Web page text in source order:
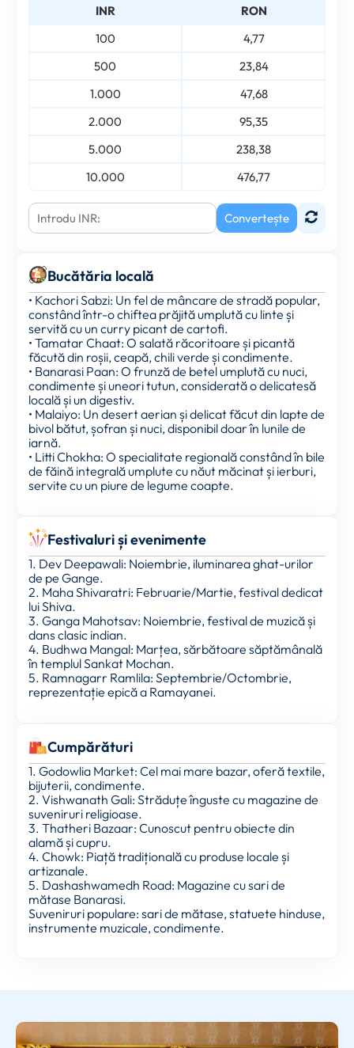
INR
RON
100
4,77
500
23,84
1.000
47,68
2.000
95,35
5.000
238,38
10.000
476,77
Convertește
Bucătăria locală
• Kachori Sabzi: Un fel de mâncare de stradă popular,
constând într-o chiftea prăjită umplută cu linte și
servită cu un curry picant de cartofi.
• Tamatar Chaat: O salată răcoritoare și picantă
făcută din roșii, ceapă, chili verde și condimente.
• Banarasi Paan: O frunză de betel umplută cu nuci,
condimente și uneori tutun, considerată o delicatesă
locală și un digestiv.
• Malaiyo: Un desert aerian și delicat făcut din lapte de
bivol bătut, șofran și nuci, disponibil doar în lunile de
iarnă.
• Litti Chokha: O specialitate regională constând în bile
de făină integrală umplute cu năut măcinat și ierburi,
servite cu un piure de legume coapte.
Festivaluri și evenimente
1. Dev Deepawali: Noiembrie, iluminarea ghat-urilor
de pe Gange.
2. Maha Shivaratri: Februarie/Martie, festival dedicat
lui Shiva.
3. Ganga Mahotsav: Noiembrie, festival de muzică și
dans clasic indian.
4. Budhwa Mangal: Marțea, sărbătoare săptămânală
în templul Sankat Mochan.
5. Ramnagarr Ramlila: Septembrie/Octombrie,
reprezentație epică a Ramayanei.
Cumpărături
1. Godowlia Market: Cel mai mare bazar, oferă textile,
bijuterii, condimente.
2. Vishwanath Gali: Străduțe înguste cu magazine de
suveniruri religioase.
3. Thatheri Bazaar: Cunoscut pentru obiecte din
alamă și cupru.
4. Chowk: Piață tradițională cu produse locale și
artizanale.
5. Dashashwamedh Road: Magazine cu sari de
mătase Banarasi.
Suveniruri populare: sari de mătase, statuete hinduse,
instrumente muzicale, condimente.